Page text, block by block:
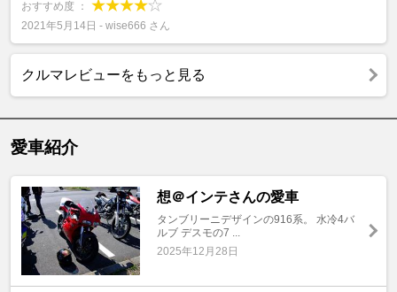
おすすめ度 ：
2021年5月14日 - wise666 さん
クルマレビューをもっと見る
愛車紹介
想＠インテさんの愛車
タンブリーニデザインの916系。 水冷4バ
ルブ デスモの7 ...
2025年12月28日